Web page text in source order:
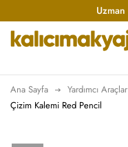
Uzman
Ana Sayfa Yardımcı Araçlar
Çizim Kalemi Red Pencil